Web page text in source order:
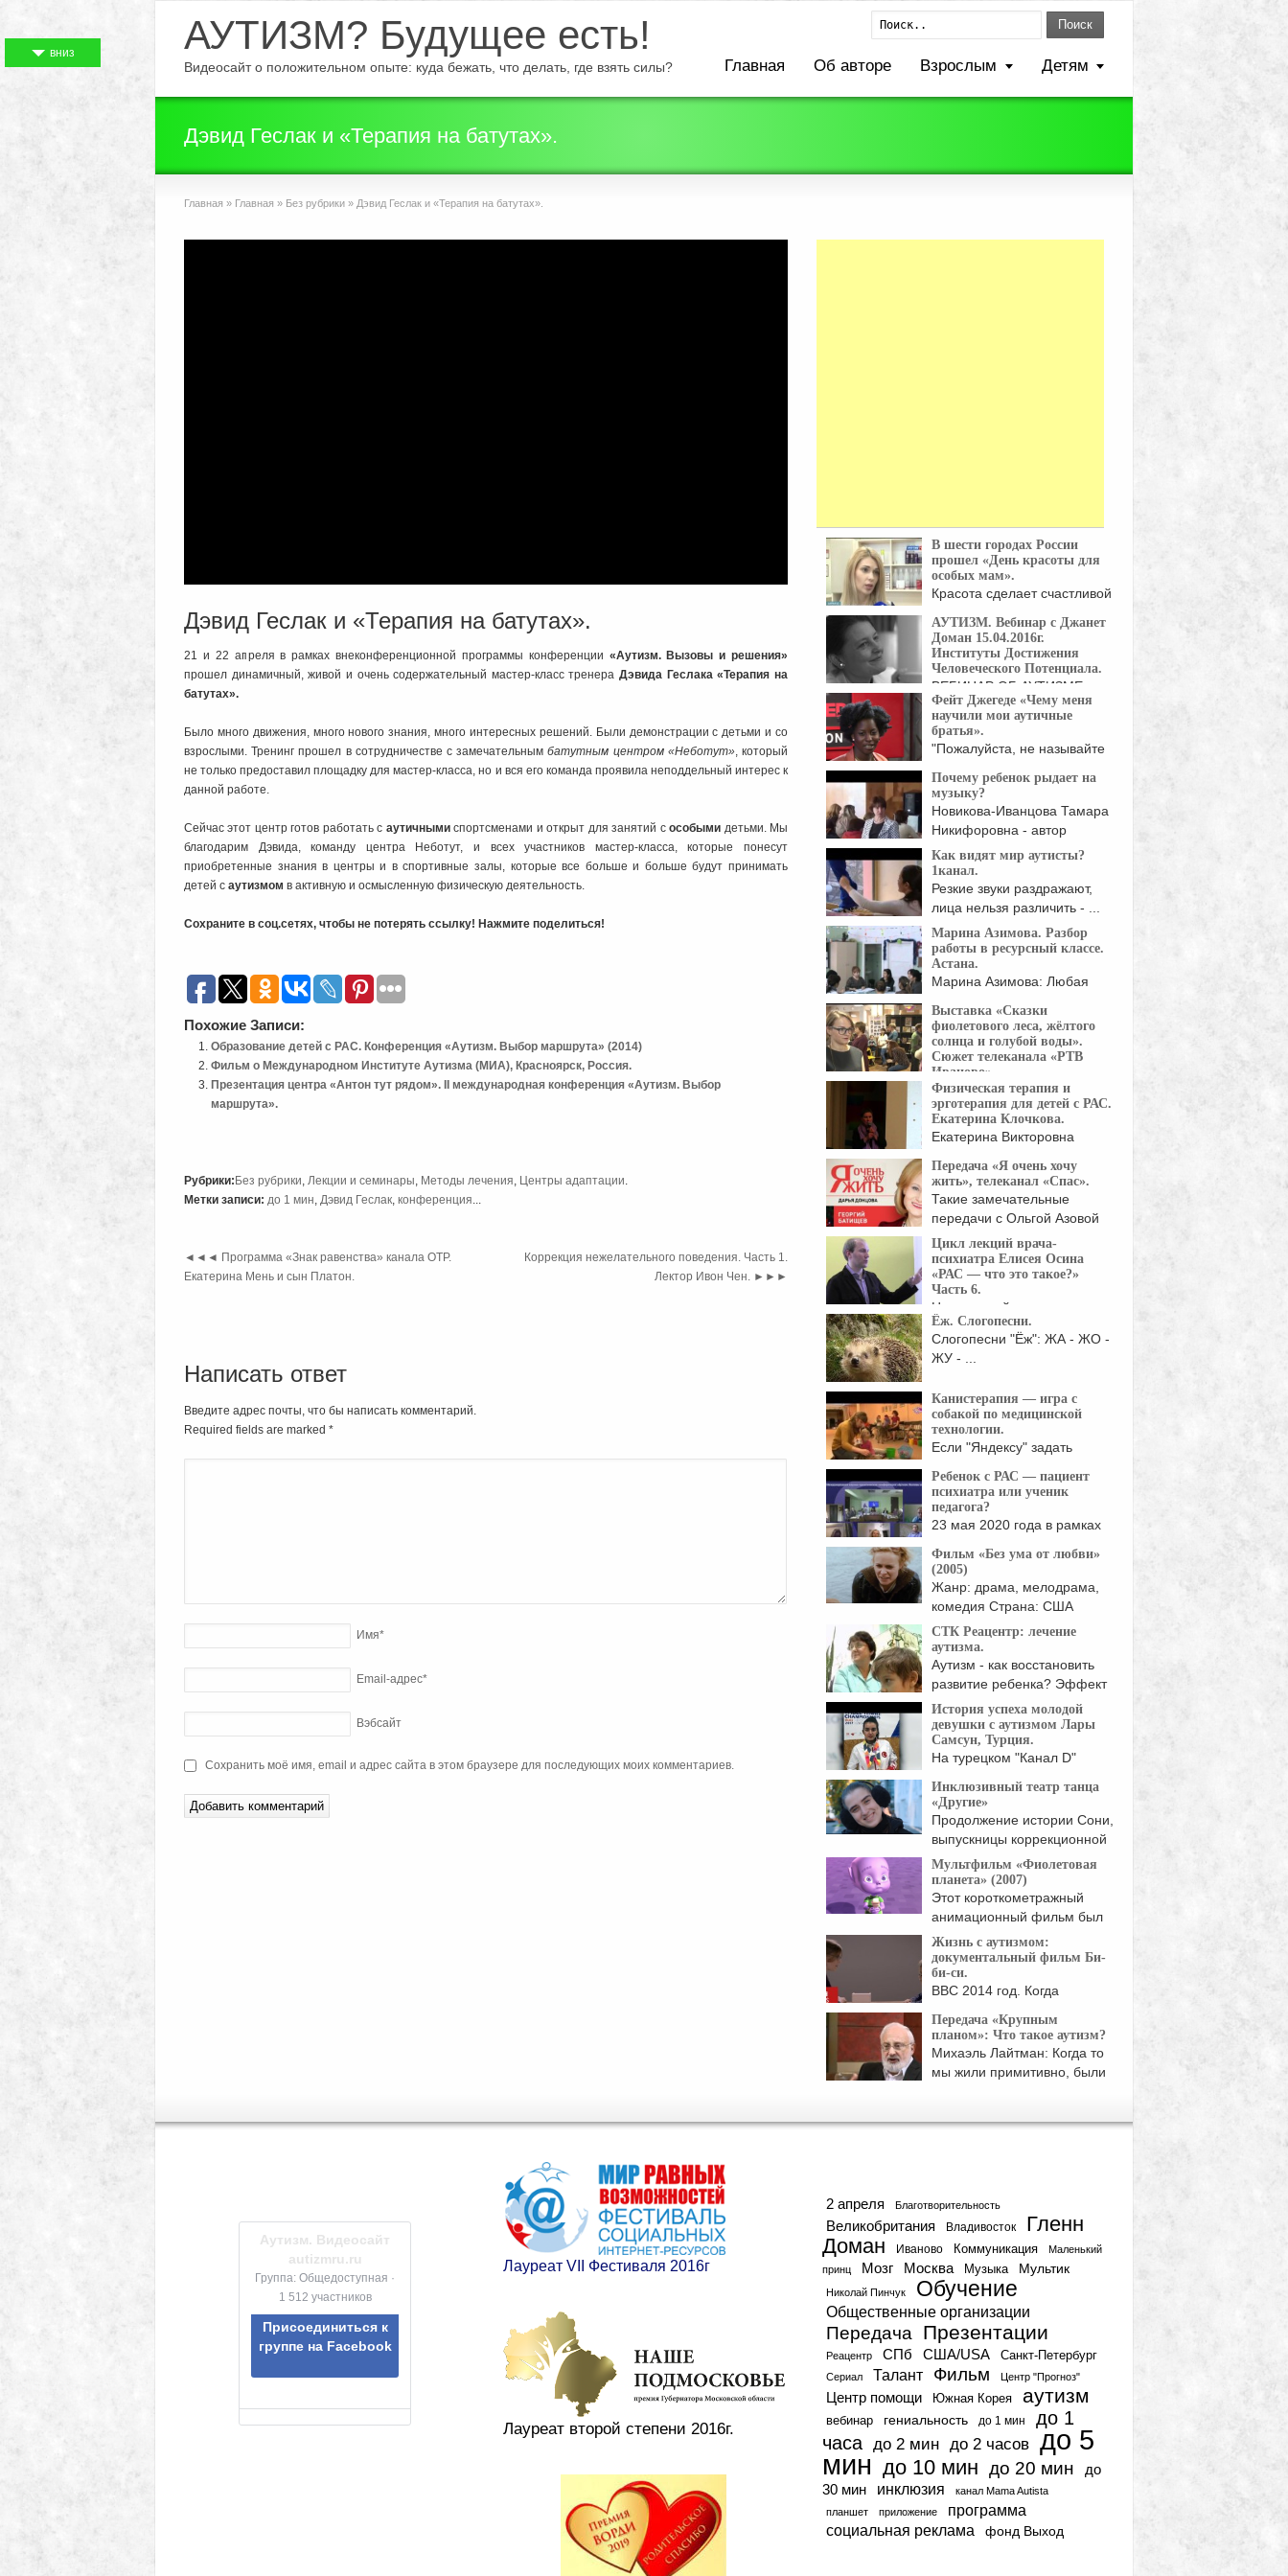
АУТИЗМ? Будущее есть!
Видеосайт о положительном опыте: куда бежать, что делать, где взять силы?
Поиск
Главная Об авторе Взрослым Детям
Дэвид Геслак и «Терапия на батутах».
Главная » Главная » Без рубрики » Дэвид Геслак и «Терапия на батутах».
Дэвид Геслак и «Терапия на батутах».
21 и 22 апреля в рамках внеконференционной программы конференции «Аутизм. Вызовы и решения»
прошел динамичный, живой и очень содержательный мастер-класс тренераДэвида Геслака «Терапия на
батутах».
Было много движения, много нового знания, много интересных решений. Были демонстрации с детьми и со
взрослыми. Тренинг прошел в сотрудничестве с замечательнымбатутным центром «Неботут», который
не только предоставил площадку для мастер-класса, но и вся его команда проявила неподдельный интерес к
данной работе.
Сейчас этот центр готов работать с аутичнымиспортсменами и открыт для занятий сособыми детьми. Мы
благодарим Дэвида, команду центра Неботут, и всех участников мастер-класса, которые понесут
приобретенные знания в центры и в спортивные залы, которые все больше и больше будут принимать
детей с аутизмом в активную и осмысленную физическую деятельность.
Сохраните в соц.сетях, чтобы не потерять ссылку! Нажмите поделиться!
Похожие Записи:
Образование детей с РАС. Конференция «Аутизм. Выбор маршрута» (2014)
Фильм о Международном Институте Аутизма (МИА), Красноярск, Россия.
Презентация центра «Антон тут рядом». II международная конференция «Аутизм. Выбор
маршрута».
Рубрики: Без рубрики, Лекции и семинары, Методы лечения, Центры адаптации.
Метки записи: до 1 мин, Дэвид Геслак, конференция...
◄◄◄ Программа «Знак равенства» канала ОТР.
Екатерина Мень и сын Платон.
Коррекция нежелательного поведения. Часть 1.
Лектор Ивон Чен. ►►►
Написать ответ
Введите адрес почты, что бы написать комментарий.
Required fields are marked *
Имя*
Email-адрес*
Вэбсайт
Сохранить моё имя, email и адрес сайта в этом браузере для последующих моих комментариев.
В шести городах России
прошел «День красоты для
особых мам».
Красота сделает счастливой
АУТИЗМ. Вебинар с Джанет
Доман 15.04.2016г.
Институты Достижения
Человеческого Потенциала.
ВЕБИНАР ОБ АУТИЗМЕ.
Джанет Доман отвечает на
вопросы ...
Фейт Джегеде «Чему меня
научили мои аутичные
братья».
"Пожалуйста, не называйте
начинает свое ...
Почему ребенок рыдает на
музыку?
Новикова-Иванцова Тамара
Никифоровна - автор
методики, Заслуженный ...
Как видят мир аутисты?
1канал.
Резкие звуки раздражают,
лица нельзя различить - ...
Марина Азимова. Разбор
работы в ресурсный классе.
Астана.
Марина Азимова: Любая
рождается из мотивации. ...
Выставка «Сказки
фиолетового леса, жёлтого
солнца и голубой воды».
Сюжет телеканала «РТВ
Иваново».
15 апреля в Иваново
открылась выставка "Сказки ...
Физическая терапия и
эрготерапия для детей с РАС.
Екатерина Клочкова.
Екатерина Викторовна
«Физическая ...
Передача «Я очень хочу
жить», телеканал «Спас».
Такие замечательные
передачи с Ольгой Азовой
вселяют ...
Цикл лекций врача-
психиатра Елисея Осина
«РАС — что это такое?»
Часть 6.
Цикл лекций врача-
психиатра Елисея Осина.
Тема семинара "Расстройства ...
Ёж. Слогопесни.
Слогопесни "Ёж": ЖА - ЖО -
ЖУ - ...
Канистерапия — игра с
собакой по медицинской
технологии.
Если "Яндексу" задать
канистерапия?", ...
Ребенок с РАС — пациент
психиатра или ученик
педагога?
23 мая 2020 года в рамках
Фильм «Без ума от любви»
(2005)
Жанр: драма, мелодрама,
комедия Страна: США
Режиссёр: Петтер Несс Музыка: ...
СТК Реацентр: лечение
аутизма.
Аутизм - как восстановить
развитие ребенка? Эффект
...
История успеха молодой
девушки с аутизмом Лары
Самсун, Турция.
На турецком "Канал D"
Инклюзивный театр танца
«Другие»
Продолжение истории Сони,
выпускницы коррекционной
школы. Сейчас ей ...Мультфильм «Фиолетовая
планета» (2007)
Этот короткометражный
анимационный фильм был
снят студентами ...Жизнь с аутизмом:
документальный фильм Би-
би-си.
BBC 2014 год. Когда
развития, ...
Передача «Крупным
планом»: Что такое аутизм?
Михаэль Лайтман: Когда то
мы жили примитивно, были
Аутизм. Видеосайт
autizmru.ru
Группа: Общедоступная ·
1 512 участников
Присоединиться к
группе на Facebook
Лауреат VII Фестиваля 2016г
Лауреат второй степени 2016г.
2 апреля Благотворительность
Великобритания Владивосток
Гленн
Доман
Иваново Коммуникация
Маленький
принц
Мозг Москва Музыка Мультик
Николай Пинчук Обучение
Общественные организации
Передача Презентации
Реацентр СПб США/USA Санкт-Петербург
Сериал Талант Фильм Центр "Прогноз"
Центр помощи Южная Корея аутизм
вебинар гениальность до 1 мин
до 1
часа
до 2 мин до 2 часов до 5
мин до 10 мин до 20 мин
до
30 мин
инклюзия
канал Mama Autista
планшет
приложение программа
социальная реклама фонд Выход
вниз